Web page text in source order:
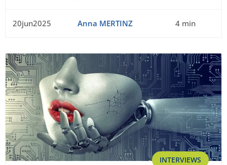
20jun2025 Anna MERTINZ 4 min
INTERVIEWS